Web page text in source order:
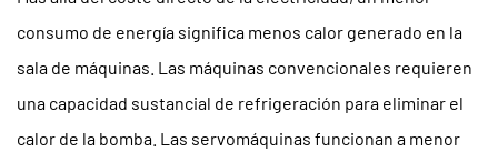
de
la
serie
de
máquinas:
consumo de energía significa menos calor generado en la
sala de máquinas. Las máquinas convencionales requieren
una capacidad sustancial de refrigeración para eliminar el
calor de la bomba. Las servomáquinas funcionan a menor